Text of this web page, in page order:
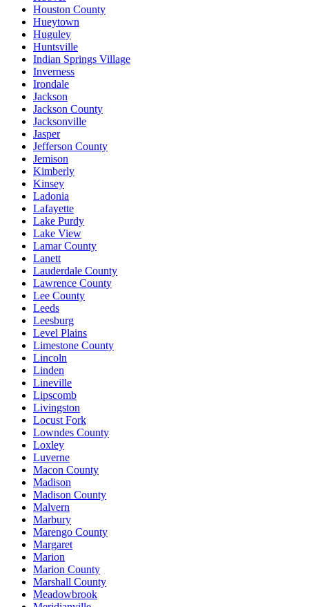
Houston County
Hueytown
Huguley
Huntsville
Indian Springs Village
Inverness
Irondale
Jackson
Jackson County
Jacksonville
Jasper
Jefferson County
Jemison
Kimberly
Kinsey
Ladonia
Lafayette
Lake Purdy
Lake View
Lamar County
Lanett
Lauderdale County
Lawrence County
Lee County
Leeds
Leesburg
Level Plains
Limestone County
Lincoln
Linden
Lineville
Lipscomb
Livingston
Locust Fork
Lowndes County
Loxley
Luverne
Macon County
Madison
Madison County
Malvern
Marbury
Marengo County
Margaret
Marion
Marion County
Marshall County
Meadowbrook